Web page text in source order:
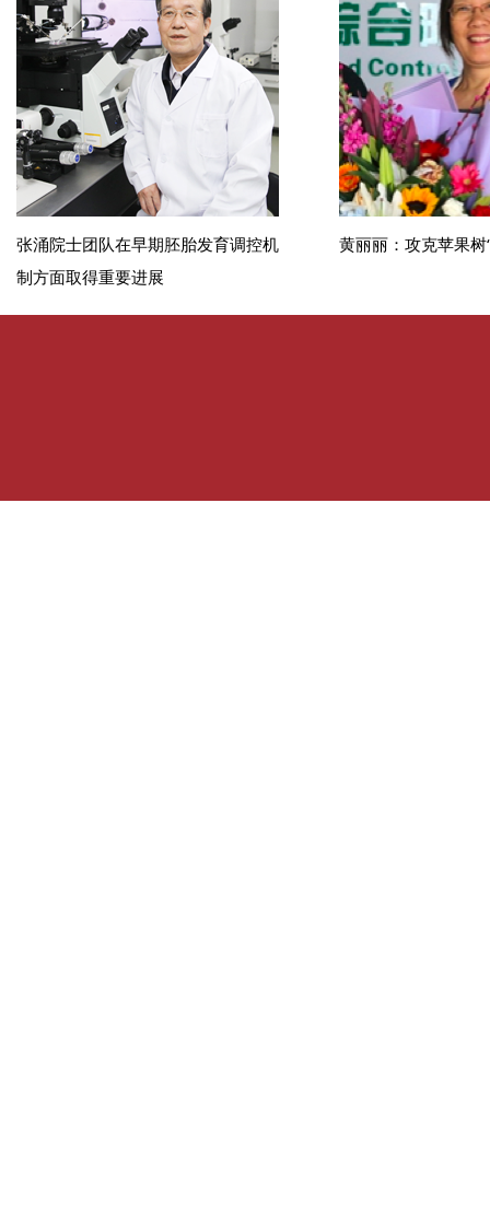
张涌院士团队在早期胚胎发育调控机
制方面取得重要进展
黄丽丽：攻克苹果树